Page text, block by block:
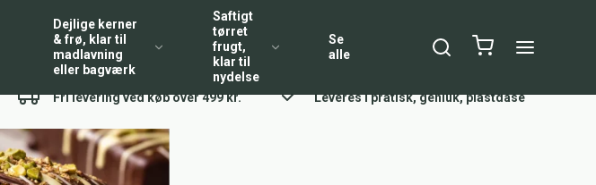
Dejlige kerner
& frø, klar til
madlavning
eller bagværk
Saftigt
tørret
frugt,
klar til
nydelse
Se
alle
Fri levering ved køb over 499 kr. Leveres i pratisk, genluk, plastdåse